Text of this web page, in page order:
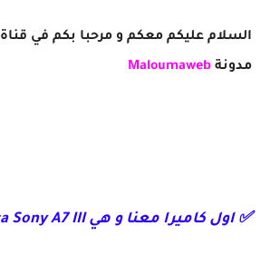
السلام عليكم معكم و مرحبا بكم في قناة
مدونة Maloumaweb
✅ اول كاميرا معنا و هي Camera Sony A7 III :